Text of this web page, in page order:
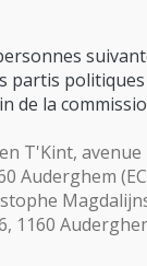
partis politiques
de la
T'Kint, avenue
Auderghem
1160